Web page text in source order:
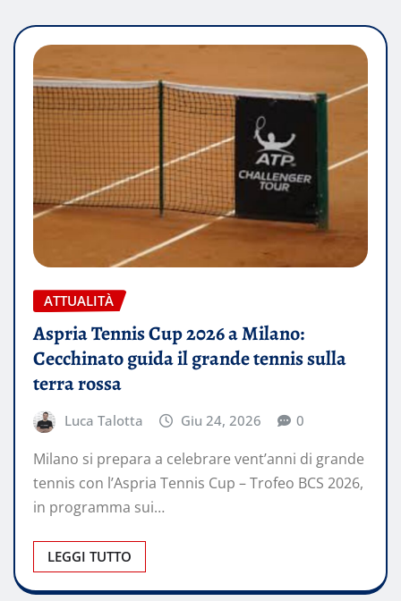
ATTUALITÀ
Aspria Tennis Cup 2026 a Milano:
Cecchinato guida il grande tennis sulla
terra rossa
Luca Talotta Giu 24, 2026 0
Milano si prepara a celebrare vent’anni di grande
tennis con l’Aspria Tennis Cup – Trofeo BCS 2026,
in programma sui…
LEGGI TUTTO